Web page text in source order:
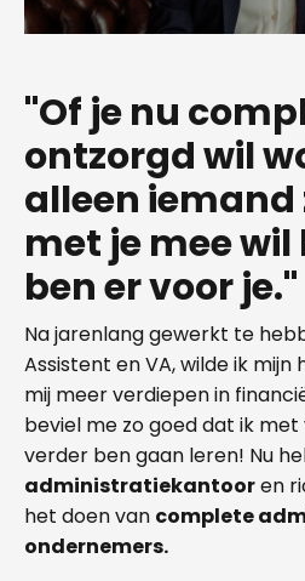
"Of je nu
ontzorgd wil
alleen iemand
met je mee
ben er voor je."
Na jarenlang gewerkt te
Assistent en VA, wilde ik
mij meer verdiepen in
beviel me zo goed dat ik
verder ben gaan leren! Nu
administratiekantooren
het doen van complete
ondernemers.